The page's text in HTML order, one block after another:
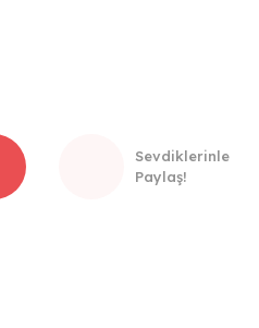
Sevdiklerinle
Paylaş!